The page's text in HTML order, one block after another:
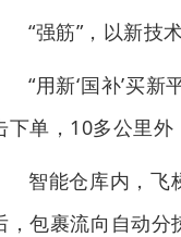
“强筋”，以新技
“用新‘国补’买
下单，10多公里
智能仓库内，飞
，包裹流向自动